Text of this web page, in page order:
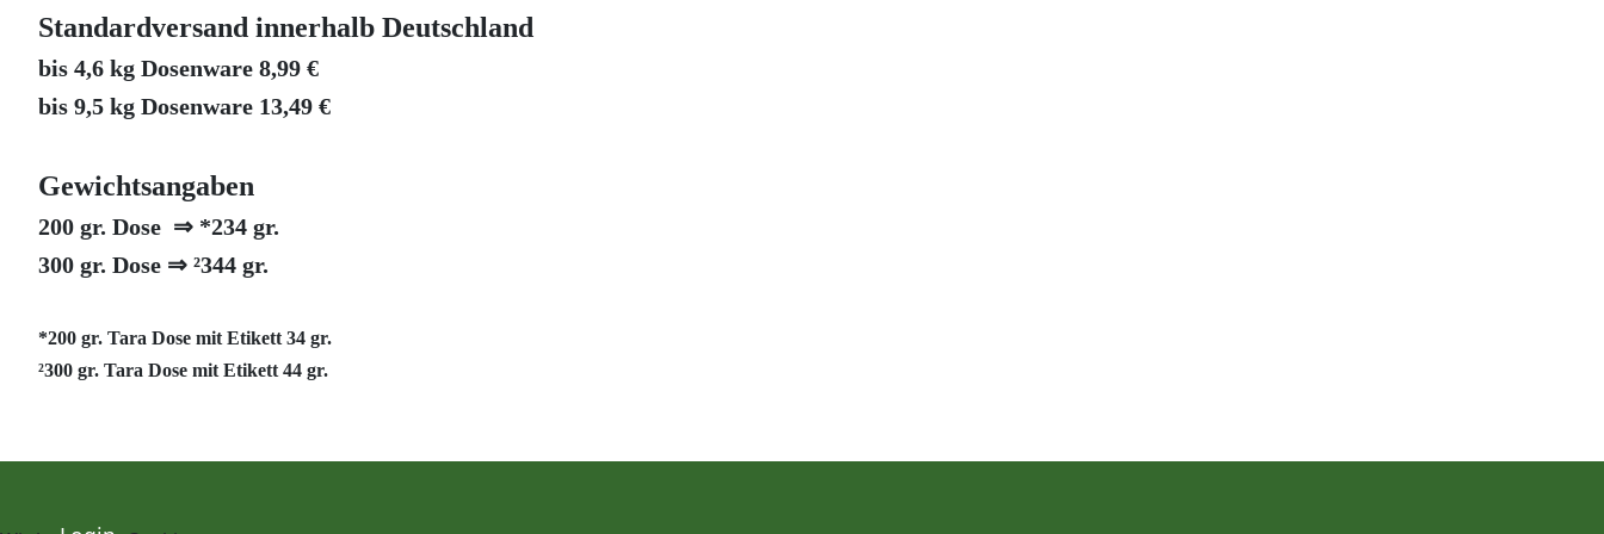
Standardversand innerhalb Deutschland
bis 4,6 kg Dosenware 8,99 €
bis 9,5 kg Dosenware 13,49 €
Gewichtsangaben
200 gr. Dose ⇒ *234 gr.
300 gr. Dose ⇒ ²344 gr.
*200 gr. Tara Dose mit Etikett 34 gr.
²300 gr. Tara Dose mit Etikett 44 gr.